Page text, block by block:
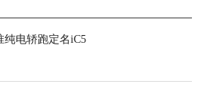
纯电轿跑定名iC5